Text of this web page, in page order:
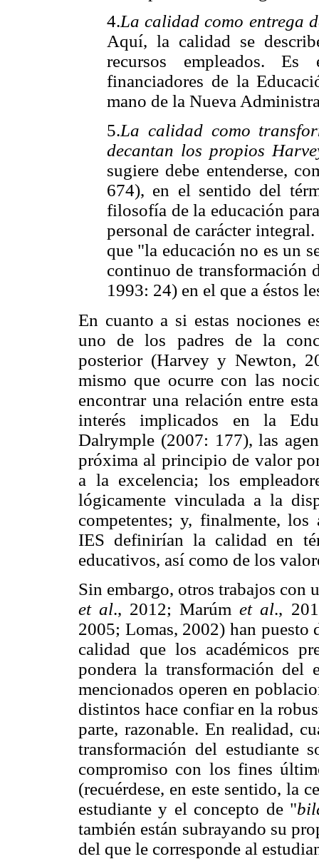
4.La calidad como entrega
Aquí, la calidad se
recursos empleados.
financiadores de la
mano de la Nueva
5.La calidad como
decantan los propios
sugiere debe entenderse,
674), en el sentido del
filosofía de la educación
personal de carácter
que "la educación no es un
continuo de transformación
1993: 24) en el que a éstos
En cuanto a si estas nociones
uno de los padres de la
posterior (Harvey y Newton,
mismo que ocurre con las
encontrar una relación entre
interés implicados en la
Dalrymple (2007: 177), las
próxima al principio de valor
a la excelencia; los
lógicamente vinculada a la
competentes; y, finalmente,
IES definirían la calidad en
educativos, así como de los
Sin embargo, otros trabajos con
et al., 2012; Marúmet al.,
2005; Lomas, 2002) han puesto
calidad que los académicos
pondera la transformación del
mencionados operen en
distintos hace confiar en la
parte, razonable. En realidad,
transformación del estudiante
compromiso con los fines
(recuérdese, en este sentido, la
estudiante y el concepto de "
también están subrayando su
del que le corresponde al